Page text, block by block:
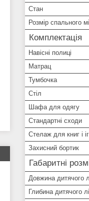
Стан
Розмір спального
Комплектація
Навісні полиці
Матрац
Тумбочка
Стіл
Шафа для одягу
Стандартні сходи
Стелаж для книг і
Захисний бортик
Габаритні
Довжина дитячого
Глибина дитячого